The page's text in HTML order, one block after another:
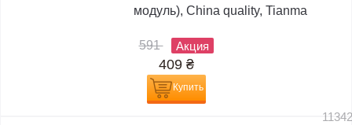
модуль), China quality, Tianma
591 Акция
409 ₴
Купить